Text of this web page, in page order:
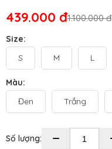
1.100.000 đ
439.000 đ
Size:
S
M L
Màu:
Đen
Trắng
Số lượng: